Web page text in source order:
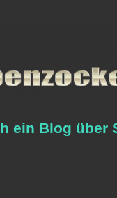
ein Blog über